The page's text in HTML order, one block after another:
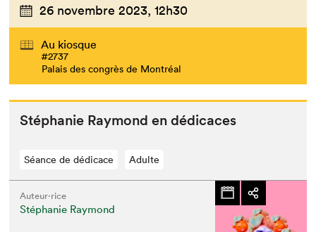
26 novembre 2023, 12h30
Au kiosque
#2737
Palais des congrès de Montréal
Stéphanie Ray­mond en dédicaces
Séance de dédicace Adulte
Auteur·rice
Stéphanie Raymond